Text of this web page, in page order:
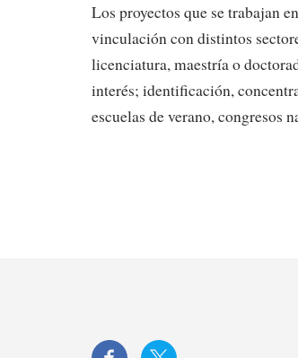
Los proyectos que se trabajan
vinculación con distintos
licenciatura, maestría o
interés; identificación,
escuelas de verano, congresos